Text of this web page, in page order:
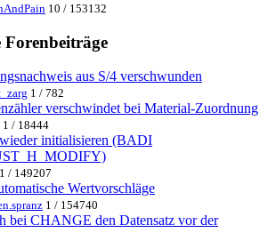
10 / 153132
aus S/4 verschwunden
1 / 782
verschwindet bei Material-Zuordnung
1 / 18444
initialisieren (BADI
1 / 149207
Wertvorschläge
1 / 154740
bei CHANGE den Datensatz vor der